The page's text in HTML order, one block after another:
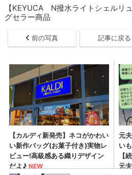
【KEYUCA N撥水ライトシェルリ
グセラー商品
前の写真 記事に戻る